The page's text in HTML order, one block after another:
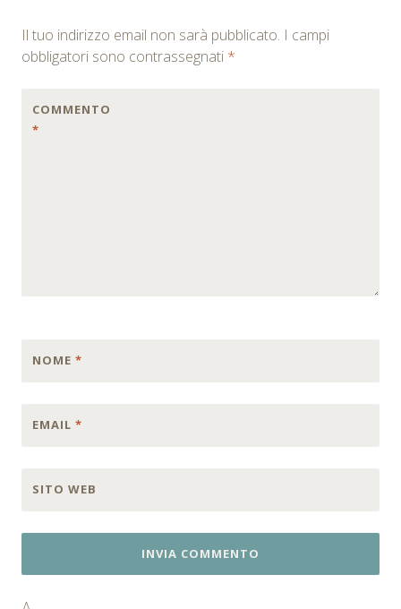
Il tuo indirizzo email non sarà pubblicato. I campi
obbligatori sono contrassegnati *
COMMENTO
*
NOME *
EMAIL *
SITO WEB